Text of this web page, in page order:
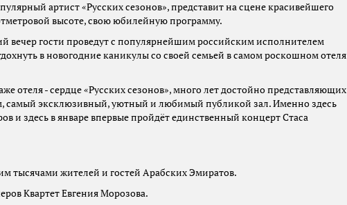
артист «Русских сезонов», представит на сцене красивейшего
высоте, свою юбилейную программу.
вечер гости проведут с популярнейшим российским исполнителем
в новогодние каникулы со своей семьей в самом роскошном отеля
отеля - сердце «Русских сезонов», много лет достойно представляющих
самый эксклюзивный, уютный и любимый публикой зал. Именно здесь
и здесь в январе впервые пройдёт единственный концерт Стаса
тысячами жителей и гостей Арабских Эмиратов.
Квартет Евгения Морозова.